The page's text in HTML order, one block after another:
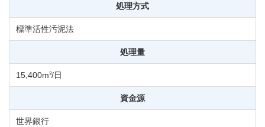
処理方式
標準活性汚泥法
処理量
15,400m3/日
資金源
世界銀行